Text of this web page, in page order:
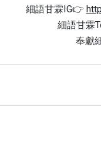
細語甘霖IG👉
細語甘霖
奉獻